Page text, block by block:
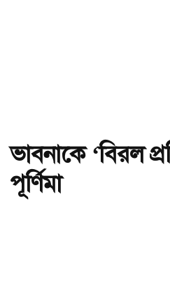
ভাবনাকে ‘বিরল
পূর্ণিমা